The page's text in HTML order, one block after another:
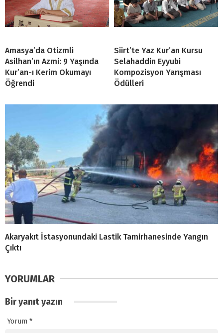
Amasya’da Otizmli
Asilhan’ın Azmi: 9 Yaşında
Kur’an-ı Kerim Okumayı
Öğrendi
Siirt’te Yaz Kur’an Kursu
Selahaddin Eyyubi
Kompozisyon Yarışması
Ödülleri
Akaryakıt İstasyonundaki Lastik Tamirhanesinde Yangın
Çıktı
YORUMLAR
Bir yanıt yazın
Yorum *